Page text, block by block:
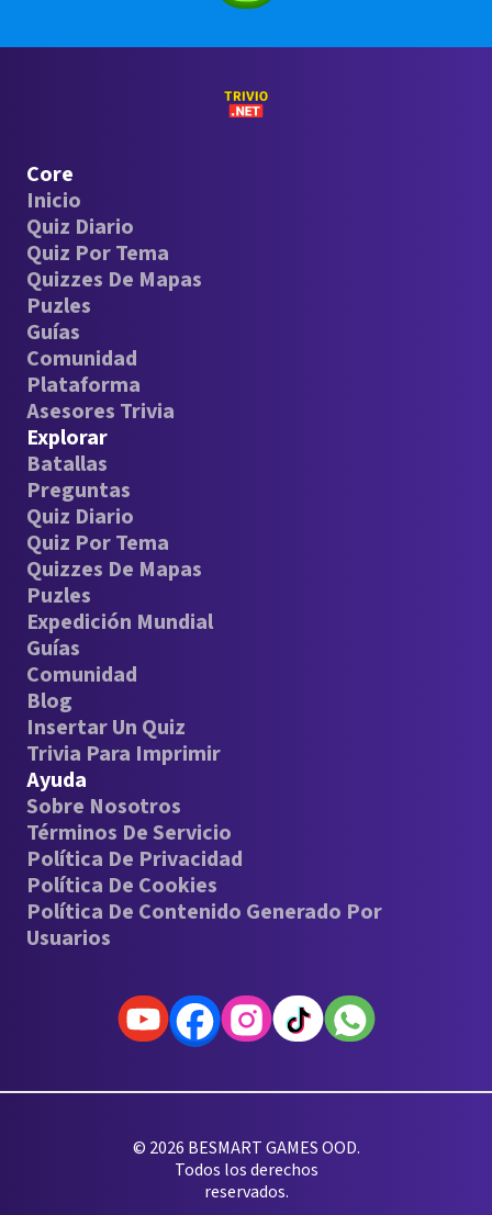
Core
Inicio
Quiz Diario
Quiz Por Tema
Quizzes De Mapas
Puzles
Guías
Comunidad
Plataforma
Asesores Trivia
Explorar
Batallas
Preguntas
Quiz Diario
Quiz Por Tema
Quizzes De Mapas
Puzles
Expedición Mundial
Guías
Comunidad
Blog
Insertar Un Quiz
Trivia Para Imprimir
Ayuda
Sobre Nosotros
Términos De Servicio
Política De Privacidad
Política De Cookies
Política De Contenido Generado Por
Usuarios
© 2026 BESMART GAMES OOD.
Todos los derechos
reservados.